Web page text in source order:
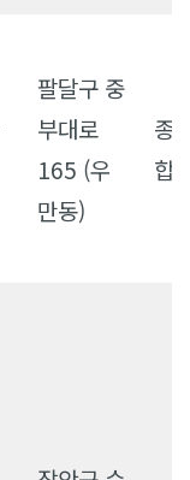
팔달구 중
부대로
165 (우
만동)
종
합